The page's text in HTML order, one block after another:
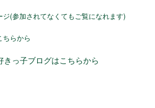
ジ(参加されてなくてもご覧になれます)
ちらから
きっ子ブログはこちらから